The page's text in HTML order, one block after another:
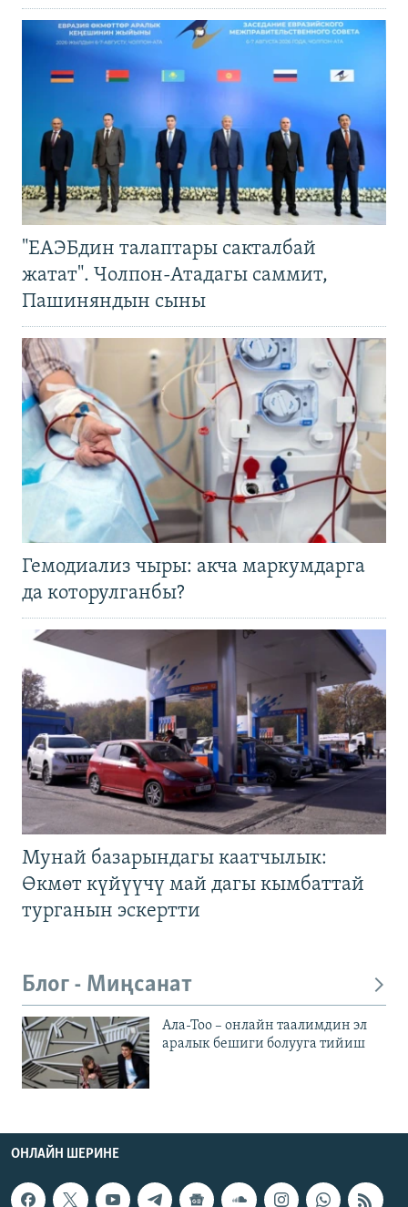
"ЕАЭБдин талаптары сакталбай
жатат". Чолпон-Атадагы саммит,
Пашиняндын сыны
Гемодиализ чыры: акча маркумдарга
да которулганбы?
Мунай базарындагы каатчылык:
Өкмөт күйүүчү май дагы кымбаттай
турганын эскертти
Блог - Миңсанат
Ала-Тоо – онлайн таалимдин эл
аралык бешиги болууга тийиш
ОНЛАЙН ШЕРИНЕ